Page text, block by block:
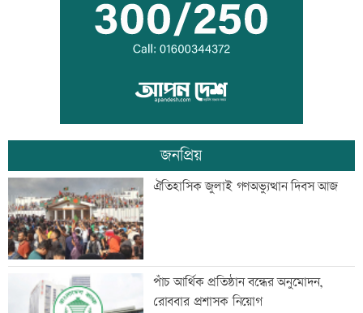
হবে না: প্রধানমন্ত্রী
লক্ষ্মীপুরে ৪৮ ঘন্টা গ্যাস সংযোগ বিছিন্ন
বাকৃবির ৪২ শিক্ষার্থী শোকজ
হেফাজতকে সঙ্গে নিয়ে দেশ এগিয়ে নেব:
প্রধানমন্ত্রী
জনপ্রিয়
ঐতিহাসিক জুলাই গণঅভ্যুত্থান দিবস আজ
পাঁচ আর্থিক প্রতিষ্ঠান বন্ধের অনুমোদন,
রোববার প্রশাসক নিয়োগ